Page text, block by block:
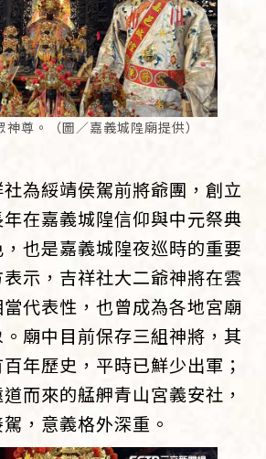
神尊。（圖／嘉義城隍廟提供）
為綏靖侯駕前將爺團，創立
在嘉義城隍信仰與中元祭典
也是嘉義城隍夜巡時的重要
示，吉祥社大二爺神將在雲
代表性，也曾成為各地宮廟
廟中目前保存三組神將，其
年歷史，平時已鮮少出軍；
而來的艋舺青山宮義安社，
，意義格外深重。